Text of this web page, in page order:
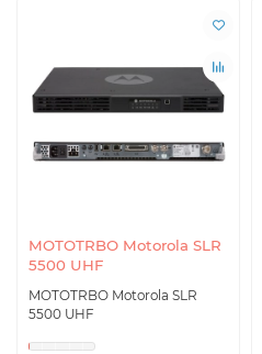
MOTOTRBO Motorola SLR
5500 UHF
MOTOTRBO Motorola SLR
5500 UHF